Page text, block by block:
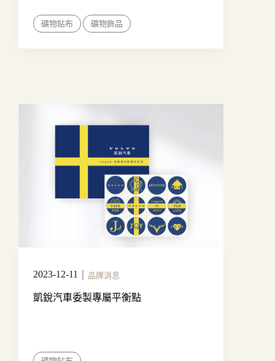
礦物貼布 礦物飾品
2023-12-11 品牌消息
凱銳汽車委製專屬平衡點